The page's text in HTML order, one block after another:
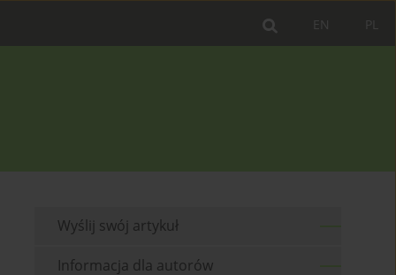
PL
EN
Wyślij swój artykuł
Informacja dla autorów